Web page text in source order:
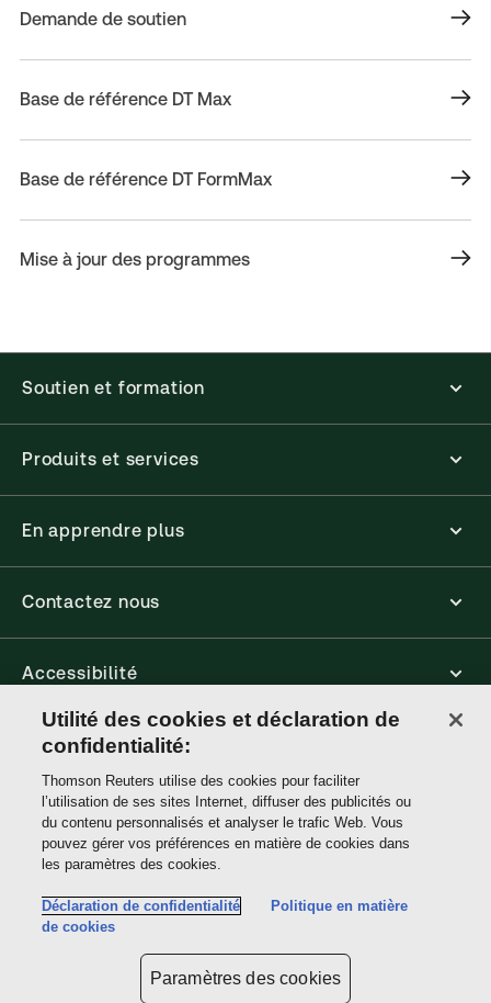
Demande de soutien
Base de référence DT Max
Base de référence DT FormMax
Mise à jour des programmes
Soutien et formation
Produits et services
En apprendre plus
Contactez nous
Accessibilité
Connect
Thomson
Reuters
Ne pas vendre ou partager mes informations personnelles et limiter
l'utilisation de mes informations personnelles sensibles
Utilité des cookies et déclaration de
confidentialité:
Thomson Reuters utilise des cookies pour faciliter
l’utilisation de ses sites Internet, diffuser des publicités ou
du contenu personnalisés et analyser le trafic Web. Vous
pouvez gérer vos préférences en matière de cookies dans
les paramètres des cookies.
Déclaration de confidentialité
Politique en matière
de cookies
Paramètres des cookies